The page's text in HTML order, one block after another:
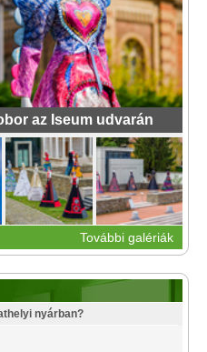
az Iseum udvarán
További galériák
nyárban?